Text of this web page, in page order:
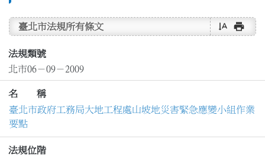
臺北市法規所有條文 text_rotate_vertical print
法規類號
北市06－09－2009
名 稱
臺北市政府工務局大地工程處山坡地災害緊急應變小組作業
要點
法規位階